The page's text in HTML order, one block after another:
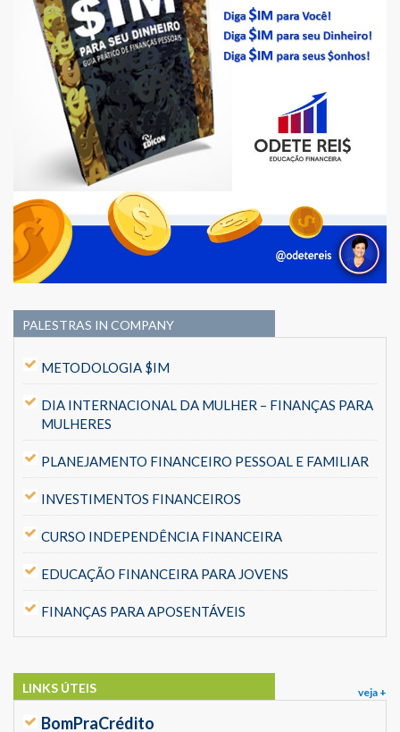
PALESTRAS IN COMPANY
METODOLOGIA $IM
DIA INTERNACIONAL DA MULHER – FINANÇAS PARA
MULHERES
PLANEJAMENTO FINANCEIRO PESSOAL E FAMILIAR
INVESTIMENTOS FINANCEIROS
CURSO INDEPENDÊNCIA FINANCEIRA
EDUCAÇÃO FINANCEIRA PARA JOVENS
FINANÇAS PARA APOSENTÁVEIS
veja +
LINKS ÚTEIS
BomPraCrédito